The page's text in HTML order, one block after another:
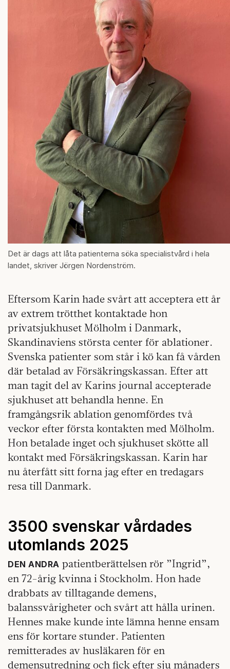
Det är dags att låta patienterna söka specialistvård i hela
landet, skriver Jörgen Nordenström.
Eftersom Karin hade svårt att acceptera ett år
av extrem trötthet kontaktade hon
privatsjukhuset Mölholm i Danmark,
Skandinaviens största center för ablationer.
Svenska patienter som står i kö kan få vården
där betalad av Försäkringskassan. Efter att
man tagit del av Karins journal accepterade
sjukhuset att behandla henne. En
framgångsrik ablation genomfördes två
veckor efter första kontakten med Mölholm.
Hon betalade inget och sjukhuset skötte all
kontakt med Försäkringskassan. Karin har
nu återfått sitt forna jag efter en tredagars
resa till Danmark.
3500 svenskar vårdades
utomlands 2025
DEN ANDRA patientberättelsen rör ”Ingrid”,
en 72-årig kvinna i Stockholm. Hon hade
drabbats av tilltagande demens,
balanssvårigheter och svårt att hålla urinen.
Hennes make kunde inte lämna henne ensam
ens för kortare stunder. Patienten
remitterades av husläkaren för en
demensutredning och fick efter sju månaders